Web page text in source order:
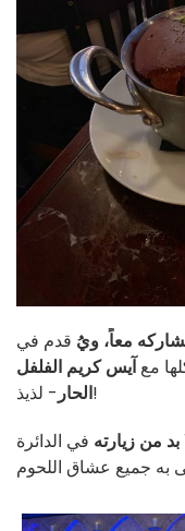
معاً، ويُ قدم في
مع آيس كريم الفلفل
الحار- لذيذ!
بد من زيارته في الدائرة